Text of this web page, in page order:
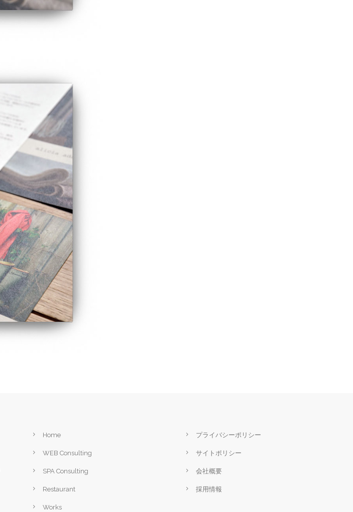
Home
WEB Consulting
SPA Consulting
Restaurant
Works
プライバシーポリシー
サイトポリシー
会社概要
採用情報